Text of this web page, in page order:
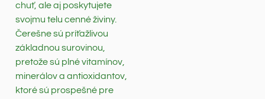
chuť, ale aj poskytujete
svojmu telu cenné živiny.
Čerešne sú príťažlivou
základnou surovinou,
pretože sú plné vitamínov,
minerálov a antioxidantov,
ktoré sú prospešné pre